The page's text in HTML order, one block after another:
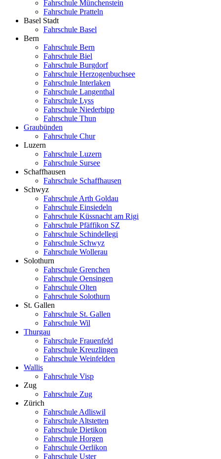
Fahrschule Münchenstein
Fahrschule Pratteln
Basel Stadt
Fahrschule Basel
Bern
Fahrschule Bern
Fahrschule Biel
Fahrschule Burgdorf
Fahrschule Herzogenbuchsee
Fahrschule Interlaken
Fahrschule Langenthal
Fahrschule Lyss
Fahrschule Niederbipp
Fahrschule Thun
Graubünden
Fahrschule Chur
Luzern
Fahrschule Luzern
Fahrschule Sursee
Schaffhausen
Fahrschule Schaffhausen
Schwyz
Fahrschule Arth Goldau
Fahrschule Einsiedeln
Fahrschule Küssnacht am Rigi
Fahrschule Pfäffikon SZ
Fahrschule Schindellegi
Fahrschule Schwyz
Fahrschule Wollerau
Solothurn
Fahrschule Grenchen
Fahrschule Oensingen
Fahrschule Olten
Fahrschule Solothurn
St. Gallen
Fahrschule St. Gallen
Fahrschule Wil
Thurgau
Fahrschule Frauenfeld
Fahrschule Kreuzlingen
Fahrschule Weinfelden
Wallis
Fahrschule Visp
Zug
Fahrschule Zug
Zürich
Fahrschule Adliswil
Fahrschule Altstetten
Fahrschule Dietikon
Fahrschule Horgen
Fahrschule Oerlikon
Fahrschule Uster